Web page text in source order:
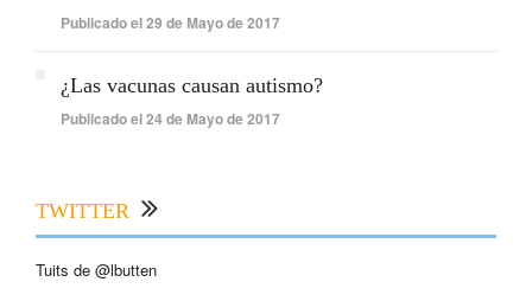
Publicado el 29 de Mayo de 2017
¿Las vacunas causan autismo?
Publicado el 24 de Mayo de 2017
TWITTER
Tuits de @lbutten